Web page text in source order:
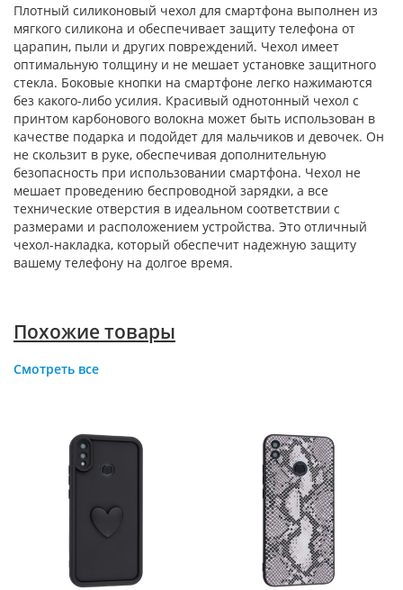
Плотный силиконовый чехол для смартфона выполнен из
мягкого силикона и обеспечивает защиту телефона от
царапин, пыли и других повреждений. Чехол имеет
оптимальную толщину и не мешает установке защитного
стекла. Боковые кнопки на смартфоне легко нажимаются
без какого-либо усилия. Красивый однотонный чехол с
принтом карбонового волокна может быть использован в
качестве подарка и подойдет для мальчиков и девочек. Он
не скользит в руке, обеспечивая дополнительную
безопасность при использовании смартфона. Чехол не
мешает проведению беспроводной зарядки, а все
технические отверстия в идеальном соответствии с
размерами и расположением устройства. Это отличный
чехол-накладка, который обеспечит надежную защиту
вашему телефону на долгое время.
Похожие товары
Смотреть все